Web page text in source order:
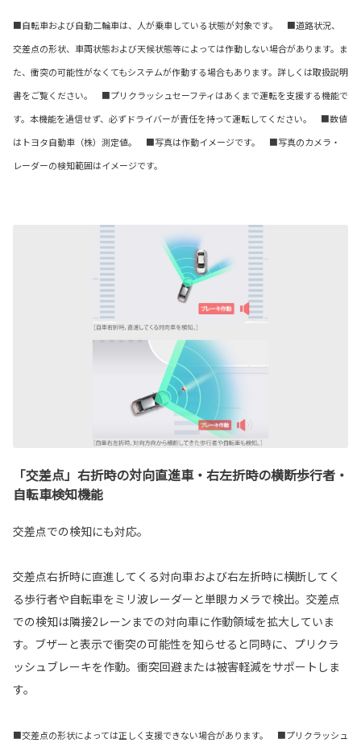
■自転車および自動二輪車は、人が乗車している状態が対象です。 ■道路状況、
交差点の形状、車両状態および天候状態等によっては作動しない場合があります。ま
た、衝突の可能性がなくてもシステムが作動する場合もあります。詳しくは取扱説明
書をご覧ください。 ■プリクラッシュセーフティはあくまで運転を支援する機能で
す。本機能を過信せず、必ずドライバーが責任を持って運転してください。 ■数値
はトヨタ自動車（株）測定値。 ■写真は作動イメージです。 ■写真のカメラ・
レーダーの検知範囲はイメージです。
「交差点」右折時の対向直進車・右左折時の横断歩行者・
自転車検知機能
交差点での検知にも対応。
交差点右折時に直進してくる対向車および右左折時に横断してく
る歩行者や自転車をミリ波レーダーと単眼カメラで検出。交差点
での検知は隣接2レーンまでの対向車に作動領域を拡大していま
す。ブザーと表示で衝突の可能性を知らせると同時に、プリクラ
ッシュブレーキを作動。衝突回避または被害軽減をサポートしま
す。
■交差点の形状によっては正しく支援できない場合があります。 ■プリクラッシュ